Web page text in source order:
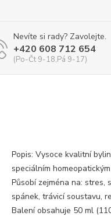
Nevíte si rady? Zavolejte.
+420 608 712 654
(Po-Čt 9-18,Pá 9-17)
Popis: Vysoce kvalitní
speciálním
Působí zejména na: stres,
spánek, trávicí soustavu,
Balení obsahuje 50 ml